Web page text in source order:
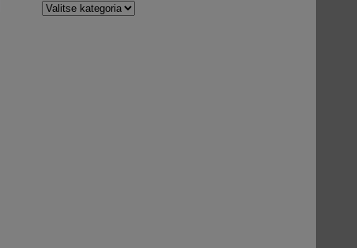
Kategoriat